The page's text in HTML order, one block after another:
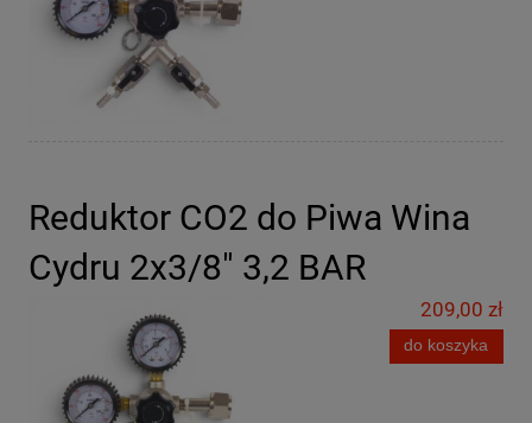
Reduktor CO2 do Piwa Wina
Cydru 2x3/8" 3,2 BAR
209,00 zł
do koszyka